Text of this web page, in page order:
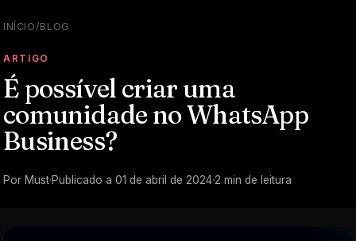
INÍCIO/BLOG
ARTIGO
É possível criar uma
comunidade no WhatsApp
Business?
Por Must·Publicado a 01 de abril de 2024·2 min de leitura